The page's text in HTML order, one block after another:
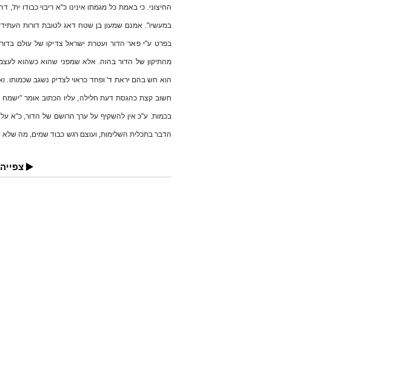
החיצוני. כי באמת כל מגמתו אינינו כ"א ריבוי כבודו ית',
במעשיו". אמנם שמעון בן שטח דאג לטובת דורות
בפרט ע"י פאר הדור ועטרת ישראל צדיקו של עולם
מהתיקון של הדור בהוה. אלא שמפני שהוא כשהוא
הוא חש בהם יראת ד' ופחד כראוי לצדיק נשגב שכמותו.
חשוב קצת כהגסת דעת חלילה, עליו הכתוב אומר "ישמח
בכמות. ע"כ אין להשקיף על ערך הרושם של הדור, כ"א
הדבר בתכלית השלימות, ועוצם רגש כבוד שמים, מה שלא